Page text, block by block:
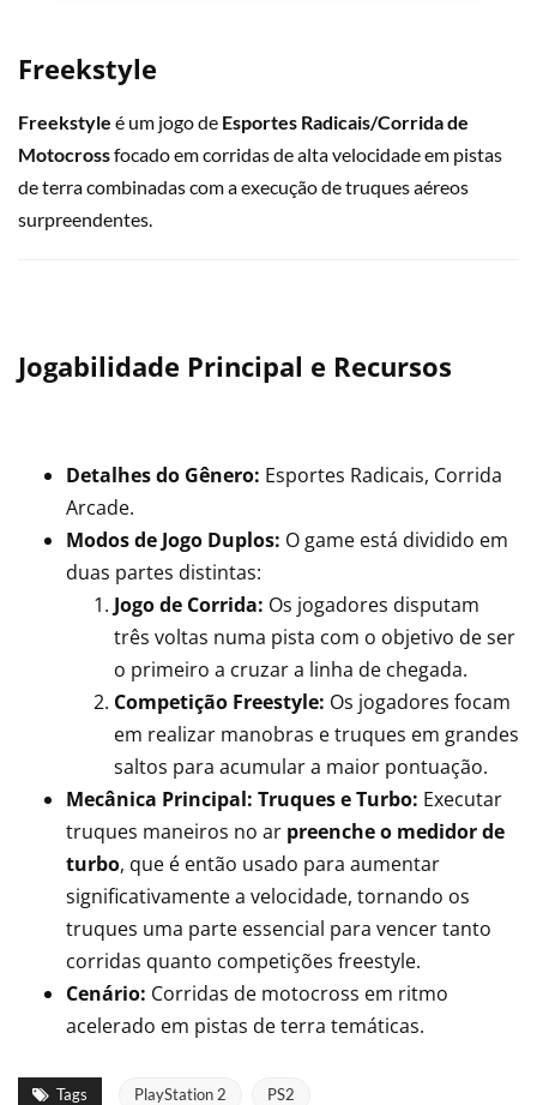
Freekstyle
Freekstyle é um jogo de Esportes Radicais/Corrida de
Motocrossfocado em corridas de alta velocidade em pistas
de terra combinadas com a execução de truques aéreos
surpreendentes.
Jogabilidade Principal e Recursos
Detalhes do Gênero: Esportes Radicais, Corrida
Arcade.
Modos de Jogo Duplos: O game está dividido em
duas partes distintas:
Jogo de Corrida: Os jogadores disputam
três voltas numa pista com o objetivo de ser
o primeiro a cruzar a linha de chegada.
Competição Freestyle: Os jogadores focam
em realizar manobras e truques em grandes
saltos para acumular a maior pontuação.
Mecânica Principal: Truques e Turbo: Executar
truques maneiros no ar preenche o medidor de
turbo, que é então usado para aumentar
significativamente a velocidade, tornando os
truques uma parte essencial para vencer tanto
corridas quanto competições freestyle.
Cenário: Corridas de motocross em ritmo
acelerado em pistas de terra temáticas.
Tags PlayStation 2 PS2